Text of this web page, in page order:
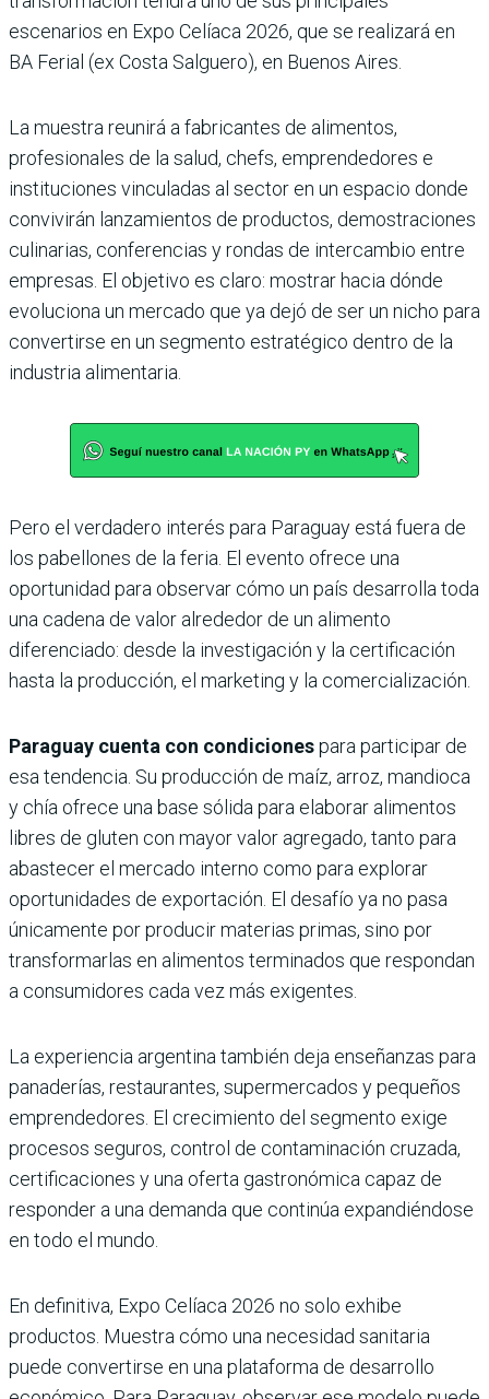
escenarios en Expo Celíaca 2026, que se realizará en
BA Ferial (ex Costa Salguero), en Buenos Aires.
La muestra reunirá a fabricantes de alimentos,
profesionales de la salud, chefs, emprendedores e
instituciones vinculadas al sector en un espacio donde
convivirán lanzamientos de productos, demostraciones
culinarias, conferencias y rondas de intercambio entre
empresas. El objetivo es claro: mostrar hacia dónde
evoluciona un mercado que ya dejó de ser un nicho para
convertirse en un segmento estratégico dentro de la
industria alimentaria.
Pero el verdadero interés para Paraguay está fuera de
los pabellones de la feria. El evento ofrece una
oportunidad para observar cómo un país desarrolla toda
una cadena de valor alrededor de un alimento
diferenciado: desde la investigación y la certificación
hasta la producción, el marketing y la comercialización.
Paraguay cuenta con condicionespara participar de
esa tendencia. Su producción de maíz, arroz, mandioca
y chía ofrece una base sólida para elaborar alimentos
libres de gluten con mayor valor agregado, tanto para
abastecer el mercado interno como para explorar
oportunidades de exportación. El desafío ya no pasa
únicamente por producir materias primas, sino por
transformarlas en alimentos terminados que respondan
a consumidores cada vez más exigentes.
La experiencia argentina también deja enseñanzas para
panaderías, restaurantes, supermercados y pequeños
emprendedores. El crecimiento del segmento exige
procesos seguros, control de contaminación cruzada,
certificaciones y una oferta gastronómica capaz de
responder a una demanda que continúa expandiéndose
en todo el mundo.
En definitiva, Expo Celíaca 2026 no solo exhibe
productos. Muestra cómo una necesidad sanitaria
puede convertirse en una plataforma de desarrollo